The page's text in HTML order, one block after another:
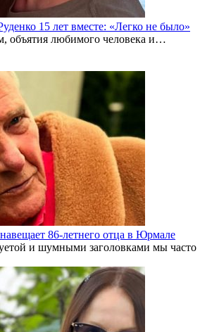
15 лет вместе: «Легко не было»
объятия любимого человека и…
86-летнего отца в Юрмале
и шумными заголовками мы часто